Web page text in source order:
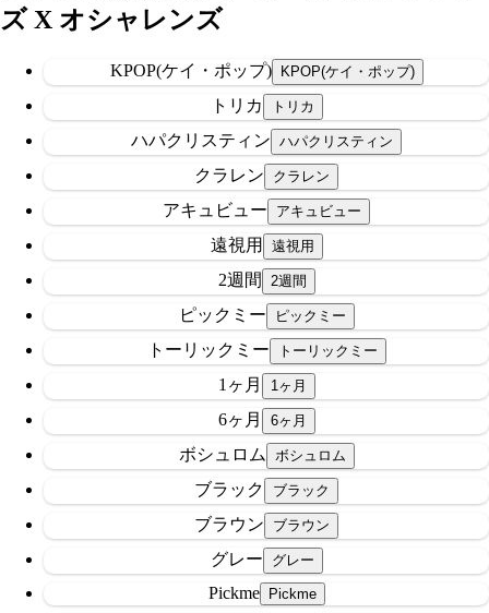
ズ X オシャレンズ
KPOP(ケイ・ポップ)
トリカ
ハパクリスティン
クラレン
アキュビュー
遠視用
2週間
ピックミー
トーリックミー
1ヶ月
6ヶ月
ボシュロム
ブラック
ブラウン
グレー
Pickme